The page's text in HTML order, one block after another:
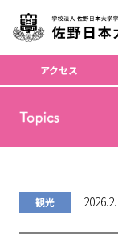
アクセス
ド
か
ら
索
▶︎ 個人情報の取り扱
観光